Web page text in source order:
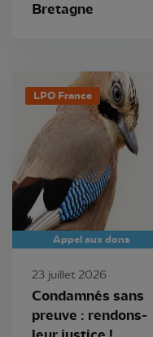
Bretagne
LPO France
Appel aux dons
23 juillet 2026
Condamnés sans
preuve : rendons-